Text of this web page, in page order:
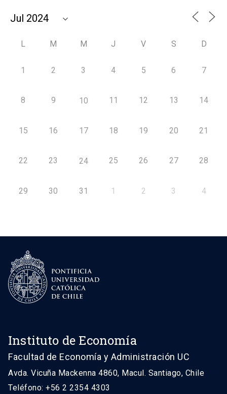
L M M J V S D
1 2 3 4 5 6 7
8 9 10 11 12 13 14
15 16 17 18 19 20 21
22 23 24 25 26 27 28
29 30 31 1 2 3 4
Instituto de Economía
Facultad de Economía y Administración UC
Avda. Vicuña Mackenna 4860, Macul. Santiago, Chile
Teléfono: +56 2 2354 4303